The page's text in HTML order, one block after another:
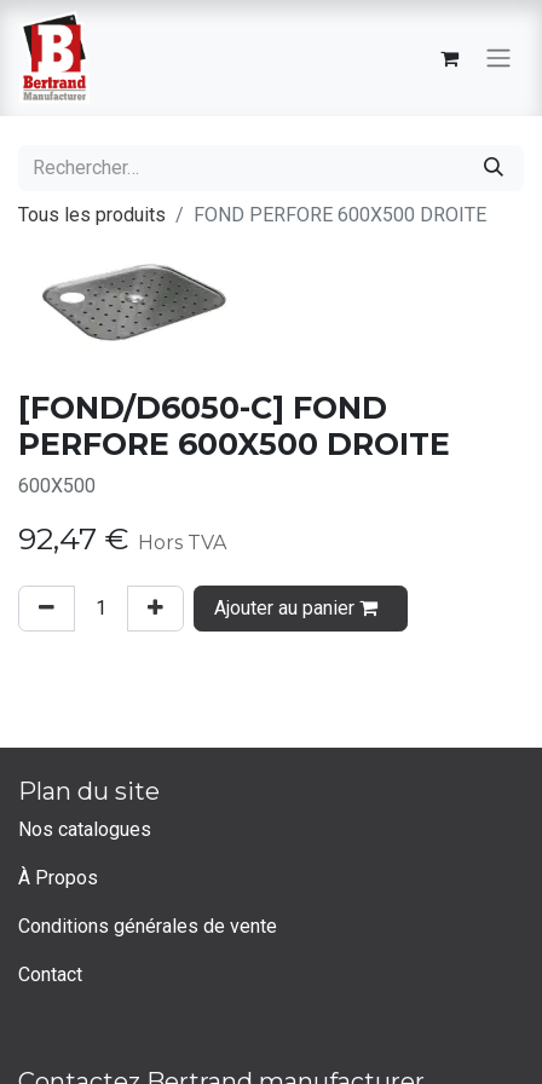
Tous les produits FOND PERFORE 600X500 DROITE
[FOND/D6050-C] FOND
PERFORE 600X500 DROITE
600X500
92,47 € Hors TVA
Ajouter au panier
Plan du site
Nos catalogues
À Propos
Conditions générales de vente
Contact